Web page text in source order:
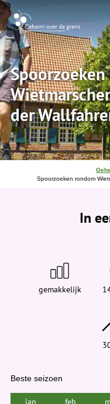
der
Spoorzoeken rondom
In
gemakkelijk
Beste seizoen
jan feb